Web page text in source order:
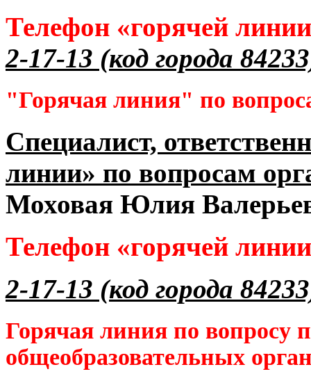
Телефон «горячей
2-17-13 (код города
"Горячая линия" по
Специалист,
линии» по вопросам
Моховая Юлия
Телефон «горячей
2-17-13 (код города
Горячая линия по вопросу
общеобразовательных